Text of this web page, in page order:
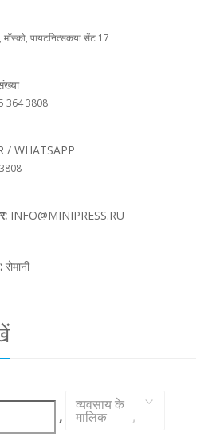
पायटनित्सकया सेंट 17
364 3808
/ WHATSAPP
INFO@MINIPRESS.RU
रोमानी
,
व्यवसाय के
मालिक ,